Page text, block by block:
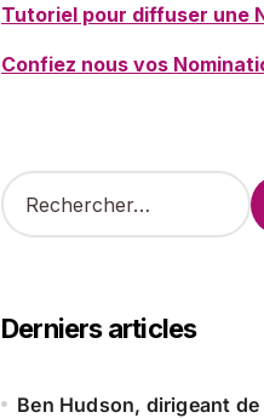
Tutoriel pour diffuser une
Confiez nous vos
R
e
r
c
e
Derniers articles
Ben Hudson, dirigeant de